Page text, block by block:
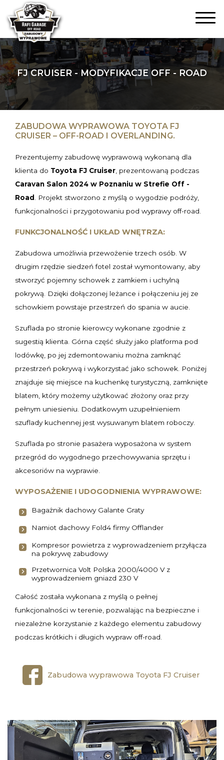
FJ CRUISER - MODYFIKACJE OFF - ROAD
ZABUDOWA WYPRAWOWA TOYOTA FJ
CRUISER – OFF-ROAD I OVERLANDING.
Prezentujemy zabudowę wyprawową wykonaną dla
klienta do Toyota FJ Cruiser , prezentowaną podczas
Caravan Salon 2024 w Poznaniu w Strefie Off -
Road
. Projekt stworzono z myślą o wygodzie podróży,
funkcjonalności i przygotowaniu pod wyprawy off-road.
FUNKCJONALNOŚĆ I UKŁAD WNĘTRZA:
Zabudowa umożliwia przewożenie trzech osób. W
drugim rzędzie siedzeń fotel został wymontowany, aby
stworzyć pojemny schowek z zamkiem i uchylną
pokrywą. Dzięki dołączonej leżance i połączeniu jej ze
schowkiem powstaje przestrzeń do spania w aucie.
Szuflada po stronie kierowcy wykonane zgodnie z
sugestią klienta. Górna część służy jako platforma pod
lodówkę, po jej zdemontowaniu można zamknąć
przestrzeń pokrywą i wykorzystać jako schowek. Poniżej
znajduje się miejsce na kuchenkę turystyczną, zamknięte
blatem, który możemy użytkować złożony oraz przy
pełnym uniesieniu. Dodatkowym uzupełnieniem
szuflady kuchennej jest wysuwanym blatem roboczy.
Szuflada po stronie pasażera wyposażona w system
przegród do wygodnego przechowywania sprzętu i
akcesoriów na wyprawie.
WYPOSAŻENIE I UDOGODNIENIA WYPRAWOWE:
Bagażnik dachowy Galante Graty
Namiot dachowy Fold4 firmy Offlander
Kompresor powietrza z wyprowadzeniem przyłącza
na pokrywę zabudowy
Przetwornica Volt Polska 2000/4000 V z
wyprowadzeniem gniazd 230 V
Całość została wykonana z myślą o pełnej
funkcjonalności w terenie, pozwalając na bezpieczne i
niezależne korzystanie z każdego elementu zabudowy
podczas krótkich i długich wypraw off-road.
Zabudowa wyprawowa Toyota FJ Cruiser